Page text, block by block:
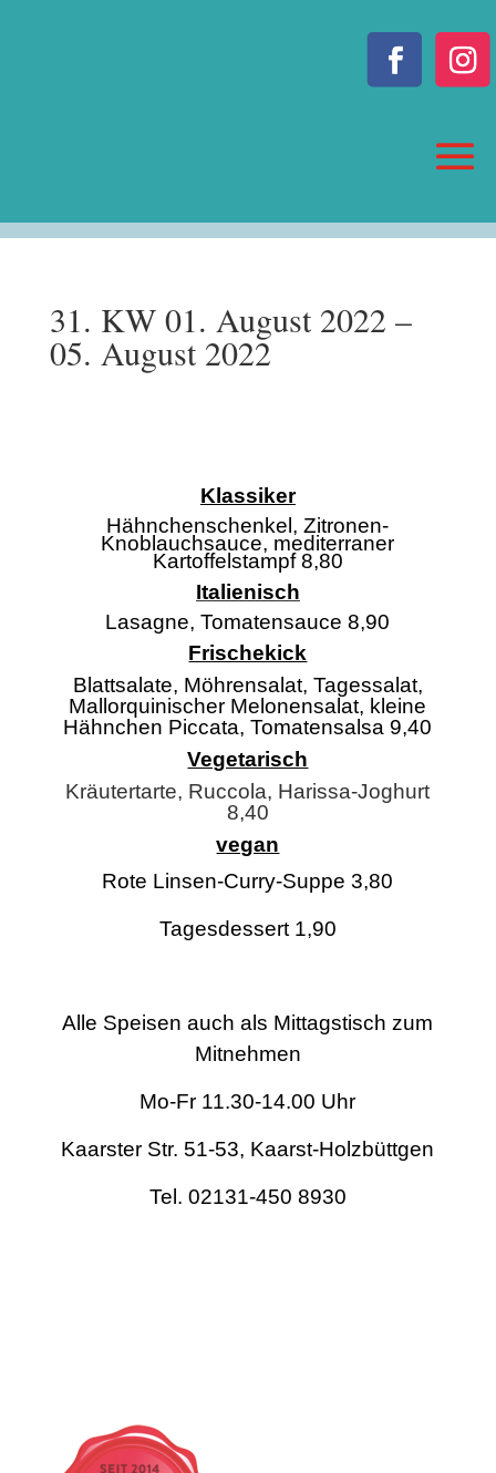
31. KW 01. August 2022 –
05. August 2022
Klassiker
Hähnchenschenkel, Zitronen-
Knoblauchsauce, mediterraner
Kartoffelstampf 8,80
Italienisch
Lasagne, Tomatensauce 8,90
Frischekick
Blattsalate, Möhrensalat, Tagessalat,
Mallorquinischer Melonensalat, kleine
Hähnchen Piccata, Tomatensalsa 9,40
Vegetarisch
Kräutertarte, Ruccola, Harissa-Joghurt
8,40
vegan
Rote Linsen-Curry-Suppe 3,80
Tagesdessert 1,90
Alle Speisen auch als Mittagstisch zum
Mitnehmen
Mo-Fr 11.30-14.00 Uhr
Kaarster Str. 51-53, Kaarst-Holzbüttgen
Tel. 02131-450 8930